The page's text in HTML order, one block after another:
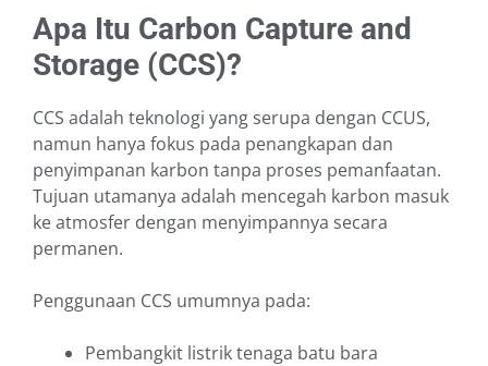
Apa Itu Carbon Capture and
Storage (CCS)?
CCS adalah teknologi yang serupa dengan CCUS,
namun hanya fokus pada penangkapan dan
penyimpanan karbon tanpa proses pemanfaatan.
Tujuan utamanya adalah mencegah karbon masuk
ke atmosfer dengan menyimpannya secara
permanen.
Penggunaan CCS umumnya pada:
Pembangkit listrik tenaga batu bara